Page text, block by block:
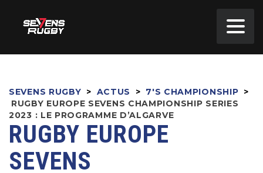
SEVENS RUGBY > ACTUS > 7'S CHAMPIONSHIP >
RUGBY EUROPE SEVENS CHAMPIONSHIP SERIES
2023 : LE PROGRAMME D’ALGARVE
RUGBY EUROPE
SEVENS